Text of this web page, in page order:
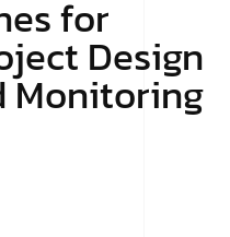
for
Design
Monitoring